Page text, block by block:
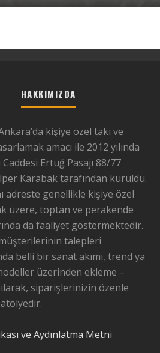
HAKKIMIZDA
kişiye özel takı ve
amacı ile 2012 yılında
Ertuğ Pasajı 88/77
Karabak tarafından kuruldu.
adreste genellikle kişiye özel
üzere, toptan ve perakende
da faaliyet göstermektedir.
talepleri
belli bir sanat akımı, trend ya
üzerinden ekleme –
siparişlerinizin özenle
atölyedir.
ve Aydınlatma Metni